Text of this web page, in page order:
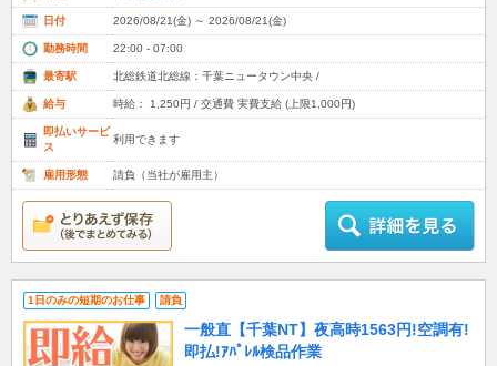
日付 2026/08/21(金) ～ 2026/08/21(金)
勤務時間 22:00 - 07:00
最寄駅 北総鉄道北総線：千葉ニュータウン中央 /
給与 時給： 1,250円 / 交通費 実費支給 (上限1,000円)
即払いサービ
ス
利用できます
雇用形態 請負（当社が雇用主）
1日のみの短期のお仕事 請負
一般直【千葉NT】夜高時1563円!空調有!
即払!ｱﾊﾟﾚﾙ検品作業